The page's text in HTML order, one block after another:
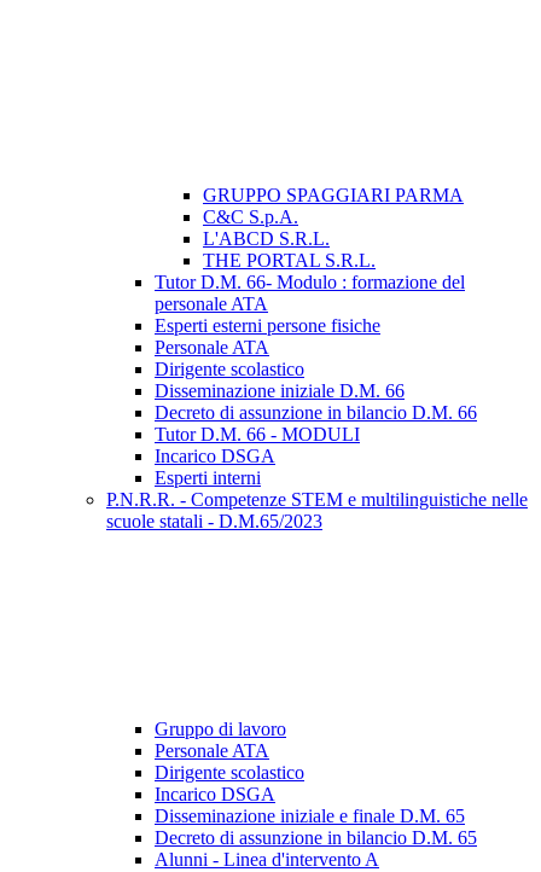
GRUPPO SPAGGIARI PARMA
C&C S.p.A.
L'ABCD S.R.L.
THE PORTAL S.R.L.
Tutor D.M. 66- Modulo : formazione del
personale ATA
Esperti esterni persone fisiche
Personale ATA
Dirigente scolastico
Disseminazione iniziale D.M. 66
Decreto di assunzione in bilancio D.M. 66
Tutor D.M. 66 - MODULI
Incarico DSGA
Esperti interni
P.N.R.R. - Competenze STEM e multilinguistiche nelle
scuole statali - D.M.65/2023
Gruppo di lavoro
Personale ATA
Dirigente scolastico
Incarico DSGA
Disseminazione iniziale e finale D.M. 65
Decreto di assunzione in bilancio D.M. 65
Alunni - Linea d'intervento A